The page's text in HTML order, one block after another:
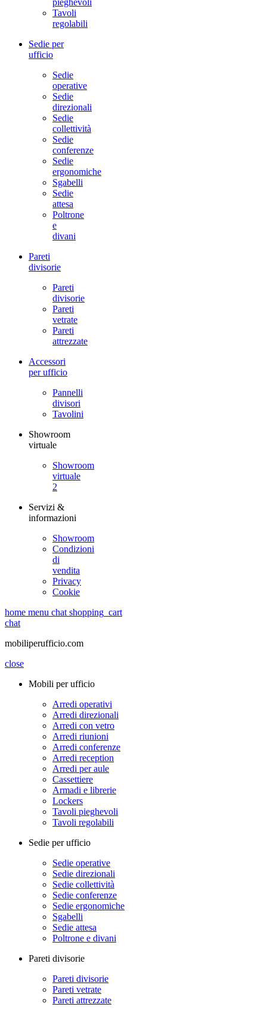
Tavoli
regolabili
Sedie per
ufficio
Sedie
operative
Sedie
direzionali
Sedie
collettività
Sedie
conferenze
Sedie
ergonomiche
Sgabelli
Sedie
attesa
Poltrone
e
divani
Pareti
divisorie
Pareti
divisorie
Pareti
vetrate
Pareti
attrezzate
Accessori
per ufficio
Pannelli
divisori
Tavolini
Showroom
virtuale
Showroom
virtuale
2
Servizi &
informazioni
Showroom
Condizioni
di
vendita
Privacy
Cookie
home menu chat shopping_cart
chat
mobiliperufficio.com
close
Mobili per ufficio
Arredi operativi
Arredi direzionali
Arredi con vetro
Arredi riunioni
Arredi conferenze
Arredi reception
Arredi per aule
Cassettiere
Armadi e librerie
Lockers
Tavoli pieghevoli
Tavoli regolabili
Sedie per ufficio
Sedie operative
Sedie direzionali
Sedie collettività
Sedie conferenze
Sedie ergonomiche
Sgabelli
Sedie attesa
Poltrone e divani
Pareti divisorie
Pareti divisorie
Pareti vetrate
Pareti attrezzate